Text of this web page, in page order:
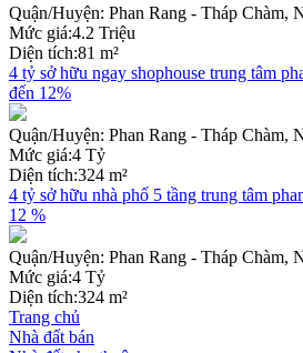
Quận/Huyện: Phan Rang - Tháp Chàm,
Mức giá:4.2 Triệu
Diện tích:81 m²
4 tỷ sở hữu ngay shophouse trung tâm
đến 12%
Quận/Huyện: Phan Rang - Tháp Chàm,
Mức giá:4 Tỷ
Diện tích:324 m²
4 tỷ sở hữu nhà phố 5 tầng trung tâm
12 %
Quận/Huyện: Phan Rang - Tháp Chàm,
Mức giá:4 Tỷ
Diện tích:324 m²
Trang chủ
Nhà đất bán